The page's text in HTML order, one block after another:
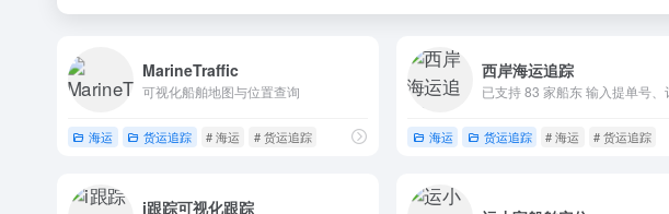
MarineTraffic
可视化船舶地图与位置查询
海运 货运追踪 # 海运 # 货运追踪
西岸海运追踪
海运 货运追踪 # 海运 # 货运追踪
i跟踪可视化跟踪